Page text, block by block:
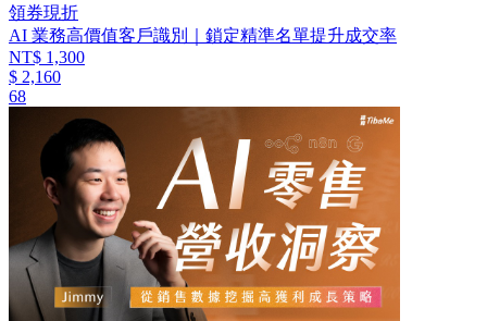
領券現折
AI 業務高價值客戶識別｜鎖定精準名單提升成交率
NT$ 1,300
$ 2,160
68